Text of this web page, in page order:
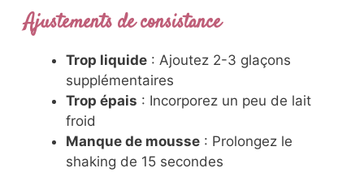
dans la technique de shaking. Secouez avec
des mouvements amples et réguliers, en
inclinant légèrement le shaker. Cette méthode
incorpore l’air de façon optimale, créant cette
mousse signature du café frappé authentique.
Ajustements de consistance
Trop liquide
: Ajoutez 2-3 glaçons